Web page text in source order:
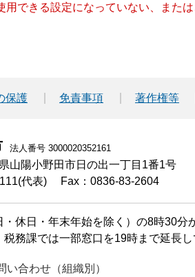
用できる設定になっていない、また
保護 免責事項 著作権等
法人番号 3000020352161
山陽小野田市日の出一丁目1番1号
代表)
Fax：0836-83-2604
休日・年末年始を除く）の8時30分
務課では一部窓口を19時まで延長し
い合わせ（組織別）